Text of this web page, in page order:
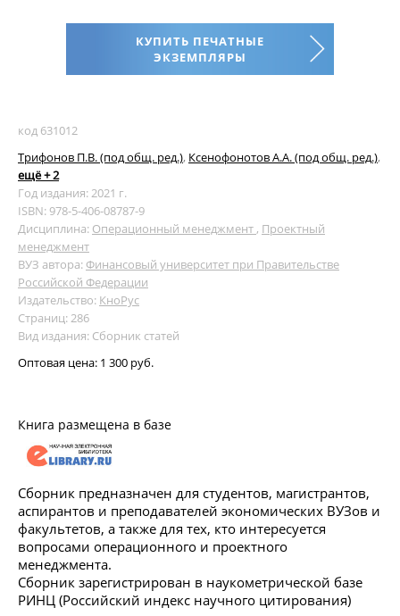
КУПИТЬ ПЕЧАТНЫЕ
ЭКЗЕМПЛЯРЫ
код 631012
Трифонов П.В. (под общ. ред.), Ксенофонотов А.А. (под общ. ред.),
ещё + 2
Год издания: 2021 г.
ISBN: 978-5-406-08787-9
Дисциплина: Операционный менеджмент , Проектный
менеджмент
ВУЗ автора: Финансовый университет при Правительстве
Российской Федерации
Издательство: КноРус
Страниц: 286
Вид издания: Сборник статей
Оптовая цена: 1 300 руб.
Книга размещена в базе
Сборник предназначен для студентов, магистрантов,
аспирантов и преподавателей экономических ВУЗов и
факультетов, а также для тех, кто интересуется
вопросами операционного и проектного
менеджмента.
Сборник зарегистрирован в наукометрической базе
РИНЦ (Российский индекс научного цитирования)